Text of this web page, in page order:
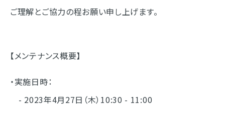
ご理解とご協力の程お願い申し上げます。
【メンテナンス概要】
・実施日時：
- 2023年4月27日（木）10:30 - 11:00